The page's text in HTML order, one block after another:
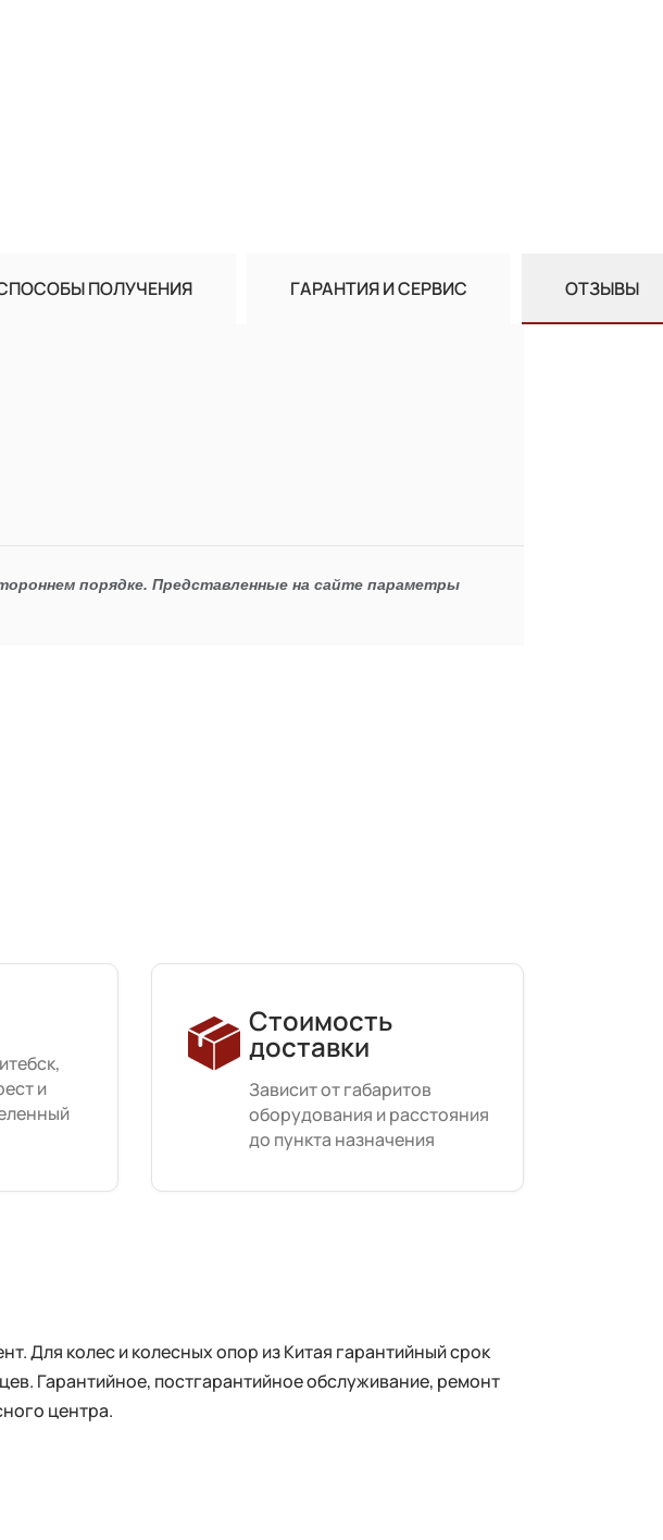
ПОЛУЧЕНИЯ ГАРАНТИЯ И СЕРВИС ОТЗЫВЫ
порядке. Представленные на сайте параметры
и
Стоимость
доставки
Зависит от габаритов
оборудования и расстояния
до пункта назначения
Для колес и колесных опор из Китая гарантийный срок
Гарантийное, постгарантийное обслуживание, ремонт
центра.